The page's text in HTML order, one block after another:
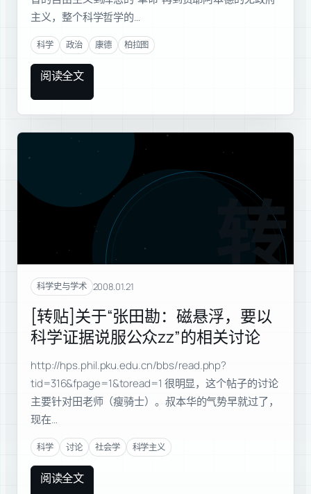
主义，整个科学哲学的…
科学 政治 康德 柏拉图
阅读全文
转贴
科学史与学术 2008.01.21
[转贴]关于“张田勘：磁悬浮，要以
科学证据说服公众zz”的相关讨论
http://hps.phil.pku.edu.cn/bbs/read.php?
tid=316&fpage=1&toread=1 很明显，这个帖子的讨论
主要针对田老师（瘦骑士）。叔本华的气势早就过了，
现在…
科学 讨论 社会学 科学主义
阅读全文